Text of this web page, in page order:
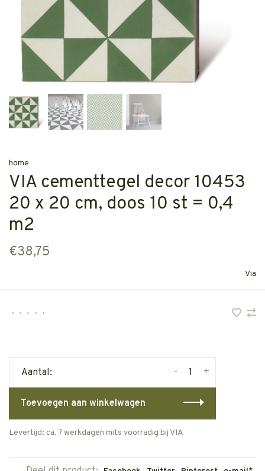
home
VIA cementtegel decor 10453
20 x 20 cm, doos 10 st = 0,4
m2
€38,75
Via
• • • • •
Aantal: +
-
Toevoegen aan winkelwagen
Levertijd: ca. 7 werkdagen mits voorradig bij VIA